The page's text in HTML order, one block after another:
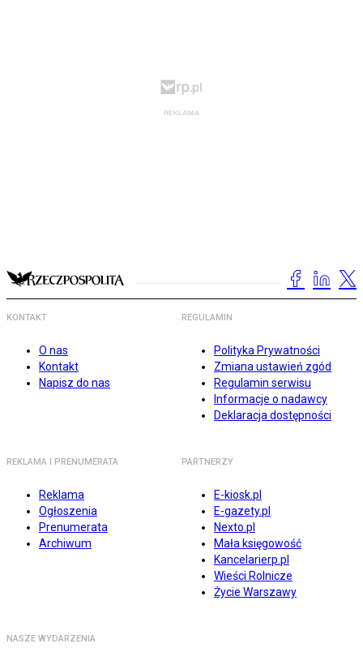
KONTAKT
O nas
Kontakt
Napisz do nas
REGULAMIN
Polityka Prywatności
Zmiana ustawień zgód
Regulamin serwisu
Informacje o nadawcy
Deklaracja dostępności
REKLAMA I PRENUMERATA
Reklama
Ogłoszenia
Prenumerata
Archiwum
PARTNERZY
E-kiosk.pl
E-gazety.pl
Nexto.pl
Mała księgowość
Kancelarierp.pl
Wieści Rolnicze
Życie Warszawy
NASZE WYDARZENIA